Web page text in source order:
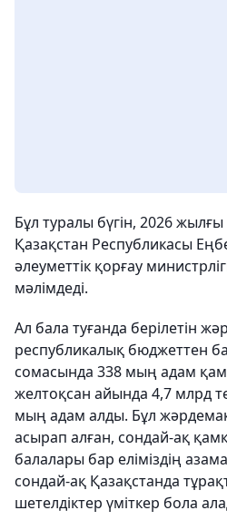
Бұл туралы бүгін, 2026
Қазақстан Республикасы
әлеуметтік қорғау
мәлімдеді.
Ал бала туғанда берілетін
республикалық бюджеттен
сомасында 338 мың адам
желтоқсан айында 4,7 млрд
мың адам алды. Бұл
асырап алған, сондай-ақ
балалары бар еліміздің
сондай-ақ Қазақстанда
шетелдіктер үміткер бола